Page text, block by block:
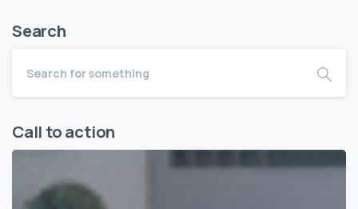
Search
Call to action